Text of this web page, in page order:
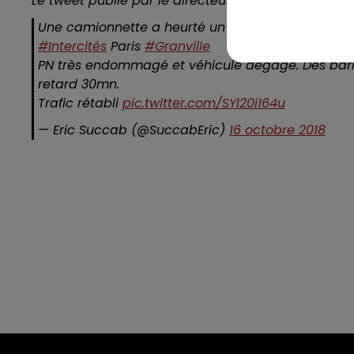
Une camionnette a heurté un passage à niveau
#Intercités Paris #Granville
PN très endommagé et véhicule dégagé. Des
retard 30mn.
Trafic rétabli pic.twitter.com/SYl20i164u
— Eric Succab (@SuccabEric) 16 octobre 2018